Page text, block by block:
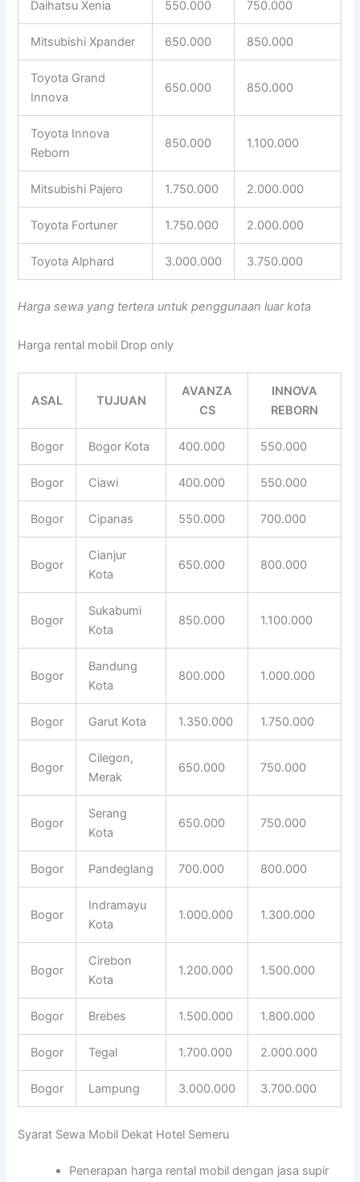
Daihatsu Xenia 550.000 750.000
Mitsubishi Xpander 650.000 850.000
Toyota Grand
Innova
650.000 850.000
Toyota Innova
Reborn
850.000 1.100.000
Mitsubishi Pajero 1.750.000 2.000.000
Toyota Fortuner 1.750.000 2.000.000
Toyota Alphard 3.000.000 3.750.000
Harga sewa yang tertera untuk penggunaan luar kota
Harga rental mobil Drop only
ASAL TUJUAN
AVANZA
CS
INNOVA
REBORN
Bogor Bogor Kota 400.000 550.000
Bogor Ciawi 400.000 550.000
Bogor Cipanas 550.000 700.000
Bogor
Cianjur
Kota
650.000 800.000
Bogor
Sukabumi
Kota
850.000 1.100.000
Bogor
Bandung
Kota
800.000 1.000.000
Bogor Garut Kota 1.350.000 1.750.000
Bogor
Cilegon,
Merak
650.000 750.000
Bogor
Serang
Kota
650.000 750.000
Bogor Pandeglang 700.000 800.000
Bogor
Indramayu
Kota
1.000.000 1.300.000
Bogor
Cirebon
Kota
1.200.000 1.500.000
Bogor Brebes 1.500.000 1.800.000
Bogor Tegal 1.700.000 2.000.000
Bogor Lampung 3.000.000 3.700.000
Syarat Sewa Mobil Dekat Hotel Semeru
Penerapan harga rental mobil dengan jasa supir